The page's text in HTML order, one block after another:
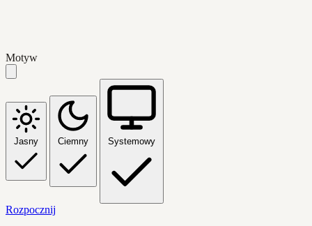
Motyw
Jasny Ciemny Systemowy
Rozpocznij